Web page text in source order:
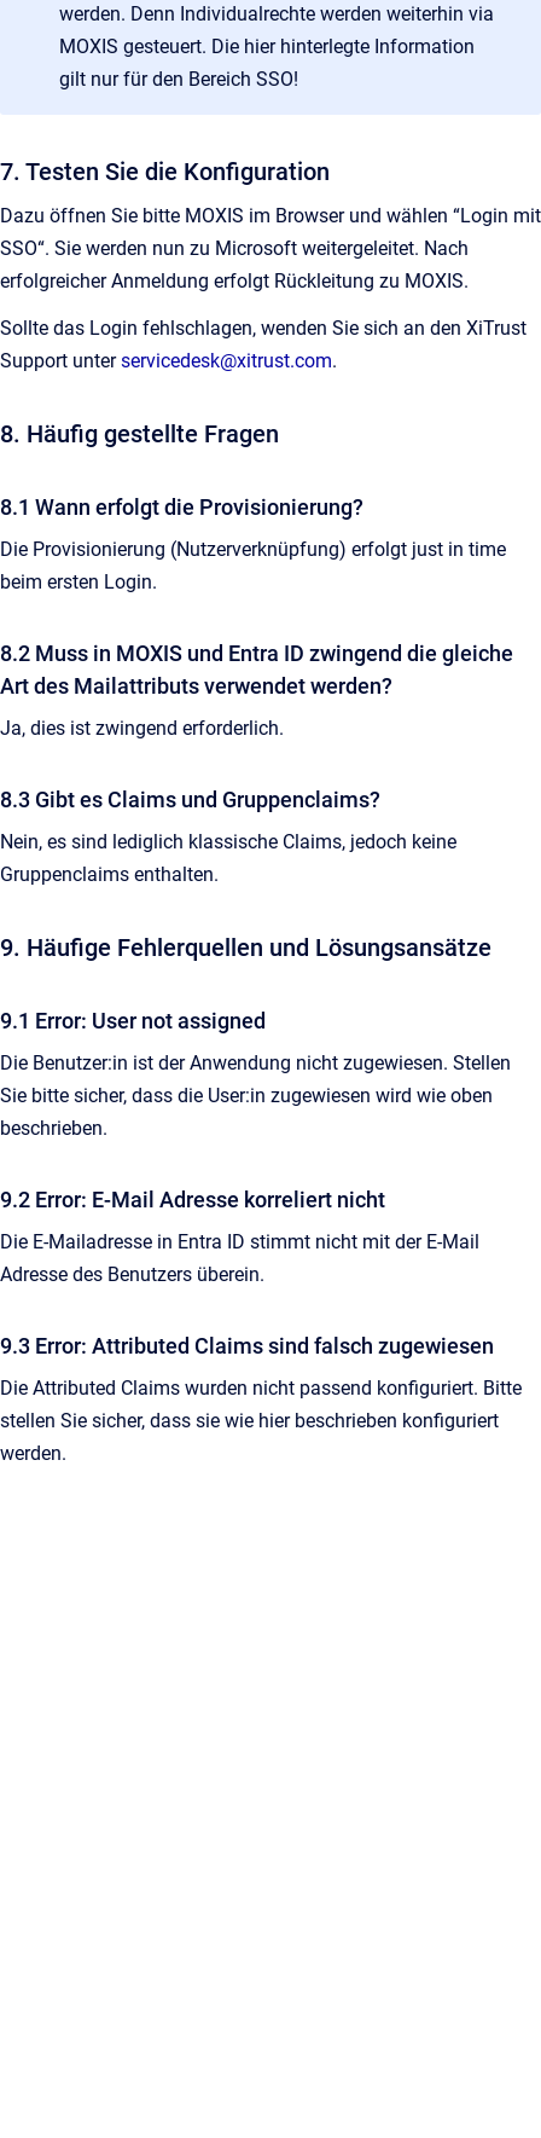
werden. Denn Individualrechte werden weiterhin via
MOXIS gesteuert. Die hier hinterlegte Information
gilt nur für den Bereich SSO!
7. Testen Sie die Konfiguration
Dazu öffnen Sie bitte MOXIS im Browser und wählen “Login mit
SSO“. Sie werden nun zu Microsoft weitergeleitet. Nach
erfolgreicher Anmeldung erfolgt Rückleitung zu MOXIS.
Sollte das Login fehlschlagen, wenden Sie sich an den XiTrust
Support unterservicedesk@xitrust.com.
8. Häufig gestellte Fragen
8.1 Wann erfolgt die Provisionierung?
Die Provisionierung (Nutzerverknüpfung) erfolgt just in time
beim ersten Login.
8.2 Muss in MOXIS und Entra ID zwingend die gleiche
Art des Mailattributs verwendet werden?
Ja, dies ist zwingend erforderlich.
8.3 Gibt es Claims und Gruppenclaims?
Nein, es sind lediglich klassische Claims, jedoch keine
Gruppenclaims enthalten.
9. Häufige Fehlerquellen und Lösungsansätze
9.1 Error: User not assigned
Die Benutzer:in ist der Anwendung nicht zugewiesen. Stellen
Sie bitte sicher, dass die User:in zugewiesen wird wie oben
beschrieben.
9.2 Error: E-Mail Adresse korreliert nicht
Die E-Mailadresse in Entra ID stimmt nicht mit der E-Mail
Adresse des Benutzers überein.
9.3 Error: Attributed Claims sind falsch zugewiesen
Die Attributed Claims wurden nicht passend konfiguriert. Bitte
stellen Sie sicher, dass sie wie hier beschrieben konfiguriert
werden.